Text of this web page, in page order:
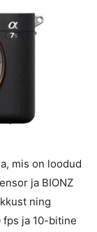
mis on loodud
ja BIONZ
ning
fps ja 10-bitine